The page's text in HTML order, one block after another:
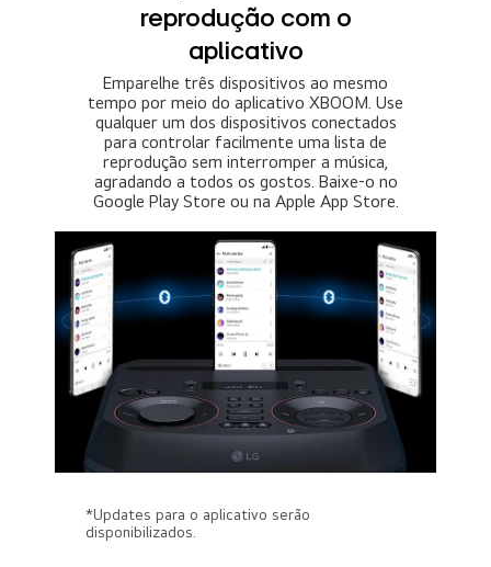
reprodução com o
aplicativo
Emparelhe três dispositivos ao mesmo
tempo por meio do aplicativo XBOOM. Use
qualquer um dos dispositivos conectados
para controlar facilmente uma lista de
reprodução sem interromper a música,
agradando a todos os gostos. Baixe-o no
Google Play Store ou na Apple App Store.
*Updates para o aplicativo serão
disponibilizados.